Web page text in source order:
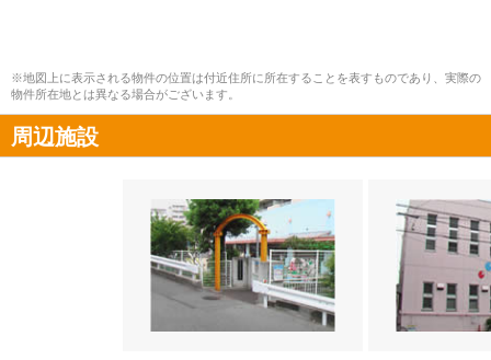
※地図上に表示される物件の位置は付近住所に所在することを表すものであり、実際の
物件所在地とは異なる場合がございます。
周辺施設